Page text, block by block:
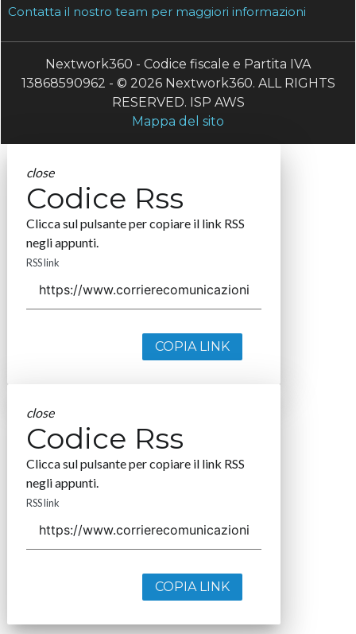
Contatta il nostro team per maggiori informazioni
Nextwork360 - Codice fiscale e Partita IVA
13868590962 - © 2026 Nextwork360. ALL RIGHTS
RESERVED. ISP AWS
Mappa del sito
close
Codice Rss
Clicca sul pulsante per copiare il link RSS
negli appunti.
RSS link
COPIA LINK
close
Codice Rss
Clicca sul pulsante per copiare il link RSS
negli appunti.
RSS link
COPIA LINK